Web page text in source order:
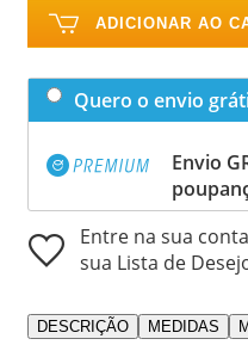
ADICIONAR AO
Quero o envio
Envio
Entre na sua
sua Lista de
DESCRIÇÃO MEDIDAS